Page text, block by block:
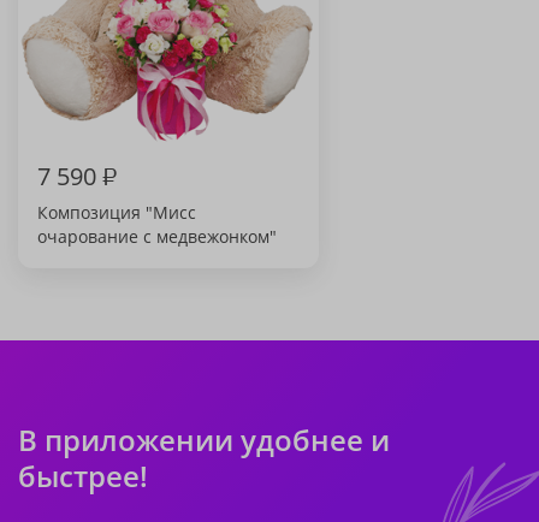
7 590₽
Композиция "Мисс
очарование с медвежонком"
В приложении удобнее и
быстрее!